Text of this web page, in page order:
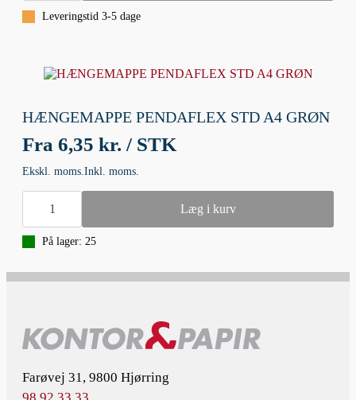
&
STORELeveringstid 3-5 dage
HÆNGEMAPPE PENDAFLEX STD A4 GRØN
Fra 6,35 kr. / STK
Ekskl. moms. Inkl. moms.
HÆNGEMAPPE
PENDAFLEX
A4
GRØN
Læg i kurv
På lager: 25
Farøvej 31, 9800 Hjørring